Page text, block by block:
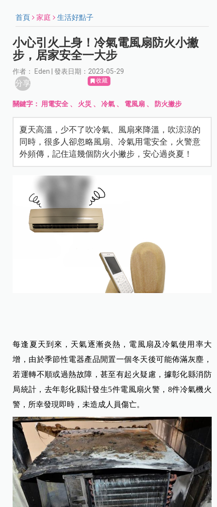
首頁 家庭 生活好點子
小心引火上身！冷氣電風扇防火小撇
步，居家安全一大步
作者： Eden | 發表日期：2023-05-29
分享 收藏
關鍵字： 用電安全 、 火災 、冷氣 、 電風扇 、 防火撇步
夏天高溫，少不了吹冷氣、風扇來降溫，吹涼涼的
同時，很多人卻忽略風扇、冷氣用電安全，火警意
外頻傳，記住這幾個防火小撇步，安心過炎夏！
每逢夏天到來，天氣逐漸炎熱，電風扇及冷氣使用率大
增，由於季節性電器產品閒置一個冬天後可能佈滿灰塵，
若運轉不順或過熱故障，甚至有起火疑慮，據彰化縣消防
局統計，去年彰化縣計發生5件電風扇火警，8件冷氣機火
警，所幸發現即時，未造成人員傷亡。